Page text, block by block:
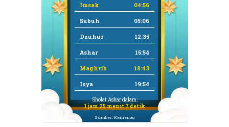
Imsak 04:56
Subuh 05:06
Dzuhur 12:35
Ashar 15:54
Maghrib 18:43
Isya 19:54
Sholat Ashar dalam:
1 jam 25 menit 7 detik
Sumber: Kemenag